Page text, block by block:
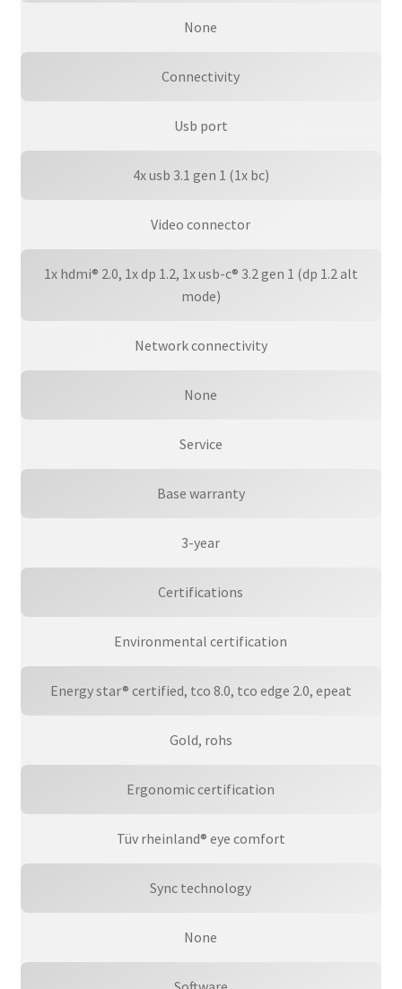
None
Connectivity
Usb port
4x usb 3.1 gen 1 (1x bc)
Video connector
1x hdmi® 2.0, 1x dp 1.2, 1x usb-c® 3.2 gen 1 (dp 1.2 alt
mode)
Network connectivity
None
Service
Base warranty
3-year
Certifications
Environmental certification
Energy star® certified, tco 8.0, tco edge 2.0, epeat
Gold, rohs
Ergonomic certification
Tüv rheinland® eye comfort
Sync technology
None